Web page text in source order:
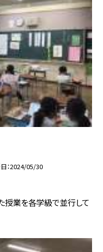
2024/05/30
授業を各学級で並行して